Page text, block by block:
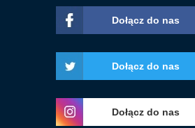
Dołącz do nas
Dołącz do nas
Dołącz do nas